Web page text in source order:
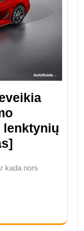
lenktynių
kada nors